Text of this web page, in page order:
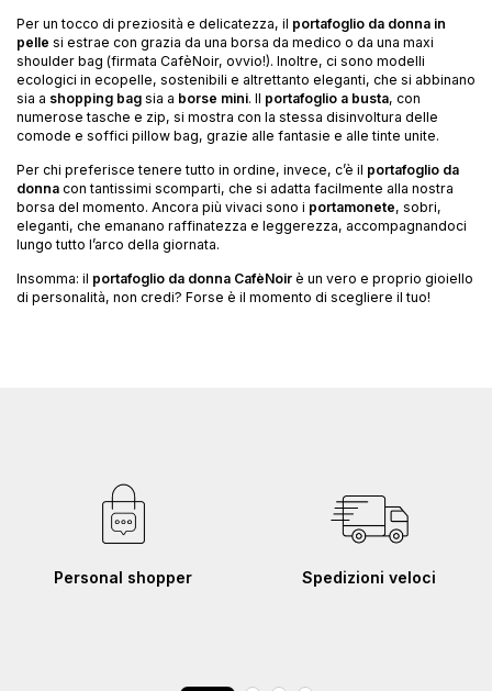
Per un tocco di preziosità e delicatezza, il portafoglio da donna in
pelle si estrae con grazia da una borsa da medico o da una maxi
shoulder bag (firmata CafèNoir, ovvio!). Inoltre, ci sono modelli
ecologici in ecopelle, sostenibili e altrettanto eleganti, che si abbinano
sia a shopping bag sia a borse mini. Il portafoglio a busta, con
numerose tasche e zip, si mostra con la stessa disinvoltura delle
comode e soffici pillow bag, grazie alle fantasie e alle tinte unite.
Per chi preferisce tenere tutto in ordine, invece, c’è il portafoglio da
donna con tantissimi scomparti, che si adatta facilmente alla nostra
borsa del momento. Ancora più vivaci sono i portamonete, sobri,
eleganti, che emanano raffinatezza e leggerezza, accompagnandoci
lungo tutto l’arco della giornata.
Insomma: il portafoglio da donna CafèNoir è un vero e proprio gioiello
di personalità, non credi? Forse è il momento di scegliere il tuo!
Personal shopper Spedizioni veloci